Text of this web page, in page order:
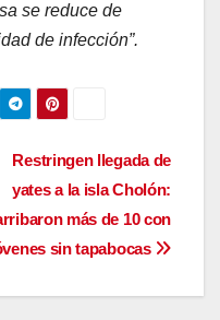
se reduce de
de infección”.
Restringen llegada de
yates a la isla Cholón:
más de 10 con
sin tapabocas